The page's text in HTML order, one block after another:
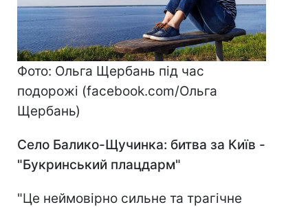
Фото: Ольга Щербань під час
подорожі (facebook.com/Ольга
Щербань)
Село Балико-Щучинка: битва за Київ -
"Букринський плацдарм"
"Це неймовірно сильне та трагічне